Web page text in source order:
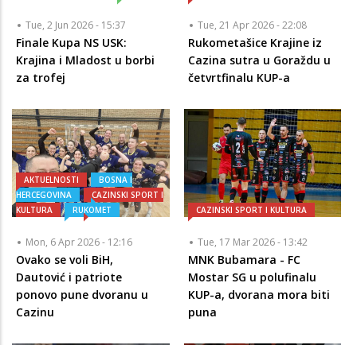
Tue, 2 Jun 2026 - 15:37
Finale Kupa NS USK:
Krajina i Mladost u borbi
za trofej
Tue, 21 Apr 2026 - 22:08
Rukometašice Krajine iz
Cazina sutra u Goraždu u
četvrtfinalu KUP-a
AKTUELNOSTI
BOSNA I
HERCEGOVINA
CAZINSKI SPORT I
KULTURA
RUKOMET
Mon, 6 Apr 2026 - 12:16
Ovako se voli BiH,
Dautović i patriote
ponovo pune dvoranu u
Cazinu
CAZINSKI SPORT I KULTURA
Tue, 17 Mar 2026 - 13:42
MNK Bubamara - FC
Mostar SG u polufinalu
KUP-a, dvorana mora biti
puna